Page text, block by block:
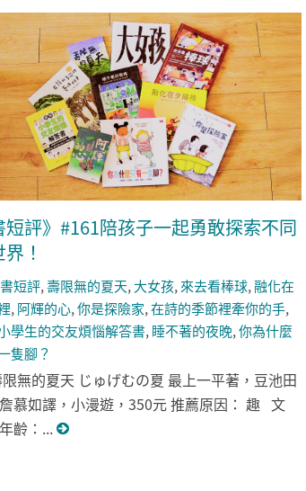
短評》#161陪孩子一起勇敢探索不同
！
短評,壽限無的夏天, 大女孩, 來去看棒球,融化在
, 阿輝的心,你是探險家,在詩的季節裡牽你的手,
學生的交友煩惱解答書, 睡不著的夜晚,你為什麼
隻腳？
無的夏天 じゅげむの夏 最上一平著，豆池田
慕如譯，小漫遊，350元 推薦原因： 趣 文
齡：...